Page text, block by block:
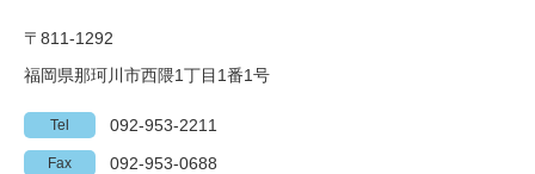
〒811-1292
福岡県那珂川市西隈1丁目1番1号
Tel 092-953-2211
Fax 092-953-0688